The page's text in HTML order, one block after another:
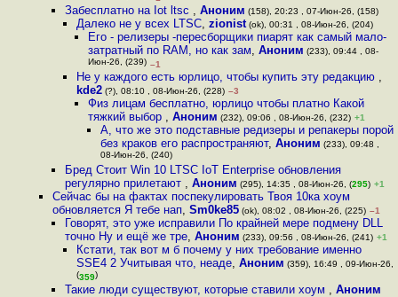
Забесплатно на Iot ltsc , Аноним (158), 20:23 , 07-Июн-26, (158)
Далеко не у всех LTSC, zionist(ok), 00:31 , 08-Июн-26, (204)
Его - релизеры -пересборщики пиарят как самый мало-
затратный по RAM, но как зам,Аноним (233), 09:44 , 08-
Июн-26, (239) –1
Не у каждого есть юрлицо, чтобы купить эту редакцию ,
kde2(?), 08:10 , 08-Июн-26, (228) –3
Физ лицам бесплатно, юрлицо чтобы платно Какой
тяжкий выбор ,Аноним (232), 09:06 , 08-Июн-26, (232) +1
А, что же это подставные редизеры и репакеры порой
без краков его распространяют, Аноним (233), 09:48 ,
08-Июн-26, (240)
Бред Стоит Win 10 LTSC IoT Enterprise обновления
регулярно прилетают , Аноним (295), 14:35 , 08-Июн-26, (295) +1
Сейчас бы на фактах поспекулировать Твоя 10ка хоум
обновляется Я тебе нап,Sm0ke85 (ok), 08:02 , 08-Июн-26, (225) –1
Говорят, это уже исправили По крайней мере подмену DLL
точно Ну и ещё же тре, Аноним (233), 09:56 , 08-Июн-26, (241) +1
Кстати, так вот м б почему у них требование именно
SSE4 2 Учитывая что, неаде, Аноним (359), 16:49 , 09-Июн-26,
(359)
Такие люди существуют, которые ставили хоум , Аноним